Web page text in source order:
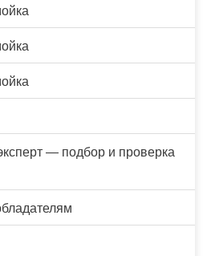
— подбор и проверка